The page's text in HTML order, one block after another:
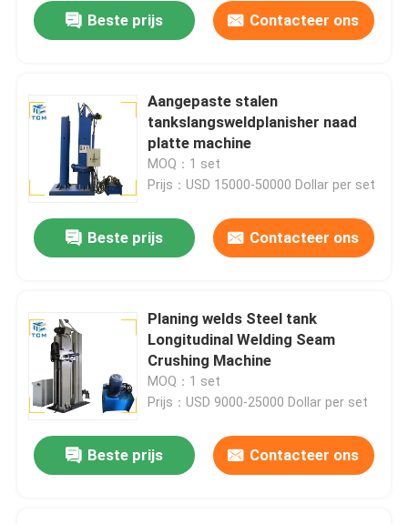
Beste prijs Contacteer ons
Aangepaste stalen
tankslangsweldplanisher naad
platte machine
MOQ：1 set
Prijs：USD 15000-50000 Dollar per set
Beste prijs Contacteer ons
Planing welds Steel tank
Longitudinal Welding Seam
Crushing Machine
MOQ：1 set
Prijs：USD 9000-25000 Dollar per set
Beste prijs Contacteer ons